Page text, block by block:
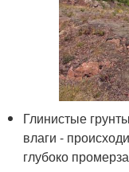
Глинистые
влаги -
глубоко